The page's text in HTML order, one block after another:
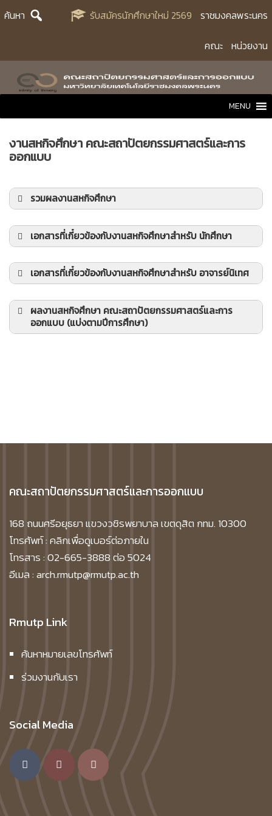
Skipค้นหา รับสมัครนักศึกษาใหม่ 2569 ราชมงคลพระนคร
คณะ หน่วยงาน
MENU
งานสหกิจศึกษา คณะสถาปัตยกรรมศาสตร์และการ
ออกแบบ
รวมผลงานสหกิจศึกษา
เอกสารที่เกี๋ยวข้องกับงานสหกิจศึกษาสำหรับ นักศึกษา
ประวัตินักศึกษาสหกิจศึกษา (สำหรับนักศึกษา)
เอกสารที่เกี๋ยวข้องกับงานสหกิจศึกษาสำหรับ อาจารย์นิเทศ
ตัวอย่าง-แบบฟอร์ม (สำหรับอาจารย์นิเทศ)
ผลงานสหกิจศึกษา คณะสถาปัตยกรรมศาสตร์และการ
ออกแบบ (แบ่งตามปีการศึกษา)
คณะสถาปัตยกรรมศาสตร์และการออกแบบ
168 ถนนศรีอยุธยา แขวงวชิรพยาบาล เขตดุสิต กทม. 10300
โทรศัพท์ :คลิกเพื่อดูเบอร์ต่อภายใน
โทรสาร : 02-665-3888 ต่อ 5024
อีเมล : arch.rmutp@rmutp.ac.th
Rmutp Link
ค้นหาหมายเลขโทรศัพท์
ร่วมงานกับเรา
Social Media